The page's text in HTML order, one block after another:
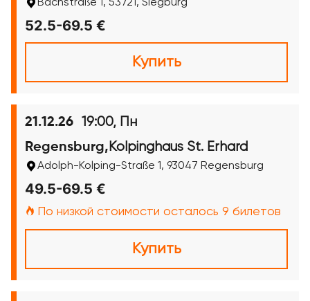
Bachstraße 1, 53721, Siegburg
52.5-69.5 €
Купить
21.12.26 19:00, Пн
Regensburg, Kolpinghaus St. Erhard
Adolph-Kolping-Straße 1, 93047 Regensburg
49.5-69.5 €
По низкой стоимости осталось 9 билетов
Купить